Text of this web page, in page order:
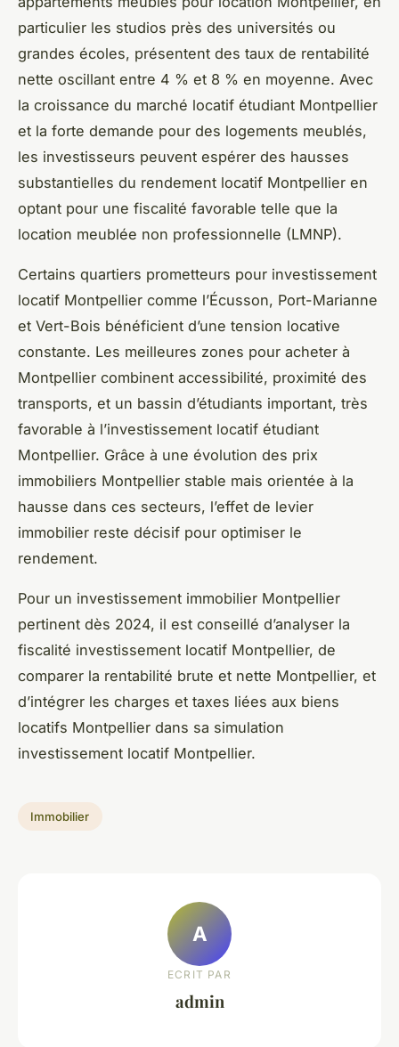
particulier les studios près des universités ou
grandes écoles, présentent des taux de rentabilité
nette oscillant entre 4 % et 8 % en moyenne. Avec
la croissance du marché locatif étudiant Montpellier
et la forte demande pour des logements meublés,
les investisseurs peuvent espérer des hausses
substantielles du rendement locatif Montpellier en
optant pour une fiscalité favorable telle que la
location meublée non professionnelle (LMNP).
Certains quartiers prometteurs pour investissement
locatif Montpellier comme l’Écusson, Port-Marianne
et Vert-Bois bénéficient d’une tension locative
constante. Les meilleures zones pour acheter à
Montpellier combinent accessibilité, proximité des
transports, et un bassin d’étudiants important, très
favorable à l’investissement locatif étudiant
Montpellier. Grâce à une évolution des prix
immobiliers Montpellier stable mais orientée à la
hausse dans ces secteurs, l’effet de levier
immobilier reste décisif pour optimiser le
rendement.
Pour un investissement immobilier Montpellier
pertinent dès 2024, il est conseillé d’analyser la
fiscalité investissement locatif Montpellier, de
comparer la rentabilité brute et nette Montpellier, et
d’intégrer les charges et taxes liées aux biens
locatifs Montpellier dans sa simulation
investissement locatif Montpellier.
Immobilier
A
ECRIT PAR
admin